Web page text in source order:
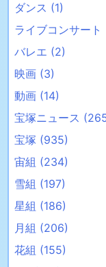
ダンス (1)
ライブコンサート
バレエ (2)
映画 (3)
動画 (14)
宝塚ニュース
宝塚 (935)
宙組 (234)
雪組 (197)
星組 (186)
月組 (206)
花組 (155)